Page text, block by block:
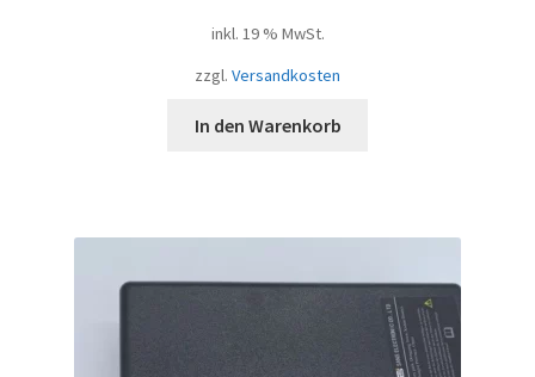
inkl. 19 % MwSt.
zzgl. Versandkosten
In den Warenkorb